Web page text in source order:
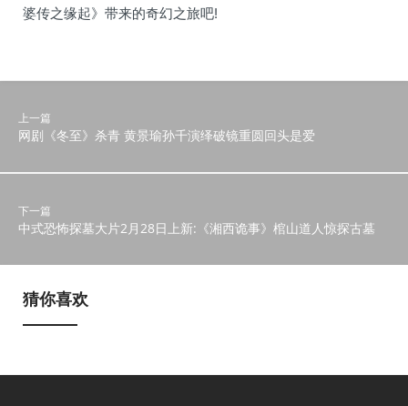
婆传之缘起》带来的奇幻之旅吧!
上一篇
网剧《冬至》杀青 黄景瑜孙千演绎破镜重圆回头是爱
下一篇
中式恐怖探墓大片2月28日上新:《湘西诡事》棺山道人惊探古墓
猜你喜欢